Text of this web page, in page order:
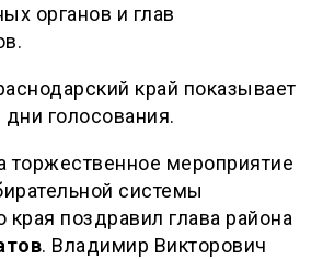
органов и глав
край показывает
голосования.
торжественное мероприятие
системы
края поздравил глава района
. Владимир Викторович